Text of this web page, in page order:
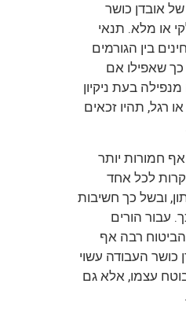
אובדן כושר
או מלא. תנאי
בין הגורמים
כך שאפילו אם
בעת ניקיון
רגל, תהיו זכאים
חמורות יותר
לכל אחד
ובשל כך חשיבות
עבור הורים
רבה אף
כושר העבודה עשוי
עצמו, אלא גם